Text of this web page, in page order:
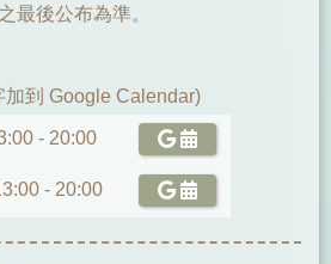
最後公布為準。
加到 Google Calendar)
- 20:00
- 20:00